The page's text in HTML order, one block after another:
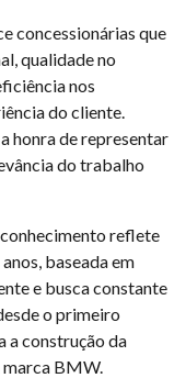
concessionárias que
qualidade no
nos
do cliente.
honra de representar
do trabalho
reflete
baseada em
e busca constante
o primeiro
a construção da
BMW.